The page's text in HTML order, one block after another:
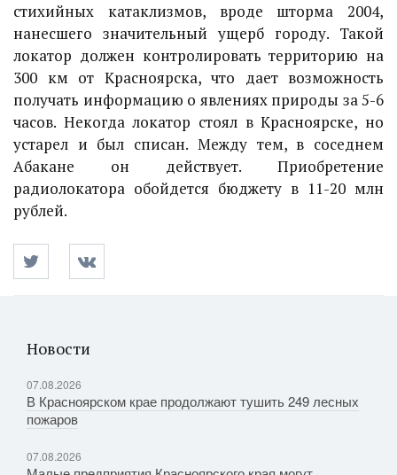
стихийных катаклизмов, вроде шторма 2004,
нанесшего значительный ущерб городу. Такой
локатор должен контролировать территорию на
300 км от Красноярска, что дает возможность
получать информацию о явлениях природы за 5-6
часов. Некогда локатор стоял в Красноярске, но
устарел и был списан. Между тем, в соседнем
Абакане он действует. Приобретение
радиолокатора обойдется бюджету в 11-20 млн
рублей.
Новости
07.08.2026
В Красноярском крае продолжают тушить 249 лесных
пожаров
07.08.2026